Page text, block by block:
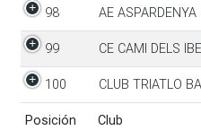
Posición Club
98 AE ASPARDENYA
99 CE CAMI DELS
100 CLUB TRIATLO
Posición Club